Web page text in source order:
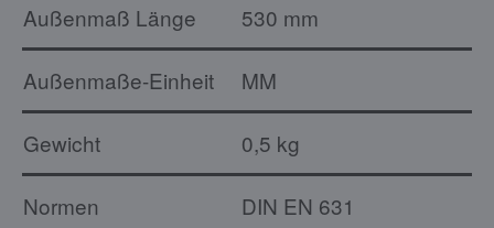
Außenmaß Länge 530 mm
Außenmaße-Einheit MM
Gewicht 0,5 kg
Normen DIN EN 631